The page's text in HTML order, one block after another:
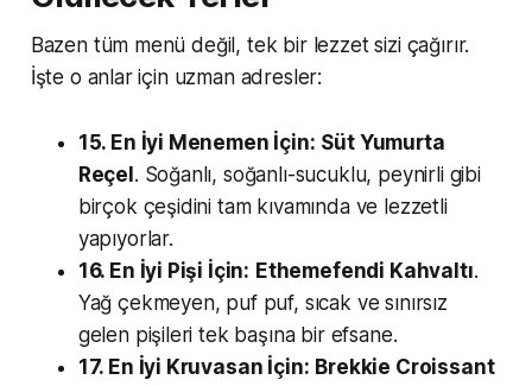
Bazen tüm menü değil, tek bir lezzet sizi çağırır.
İşte o anlar için uzman adresler:
15. En İyi Menemen İçin: Süt Yumurta
Reçel . Soğanlı, soğanlı-sucuklu, peynirli gibi
birçok çeşidini tam kıvamında ve lezzetli
yapıyorlar.
16. En İyi Pişi İçin: Ethemefendi Kahvaltı.
Yağ çekmeyen, puf puf, sıcak ve sınırsız
gelen pişileri tek başına bir efsane.
17. En İyi Kruvasan İçin: Brekkie Croissant